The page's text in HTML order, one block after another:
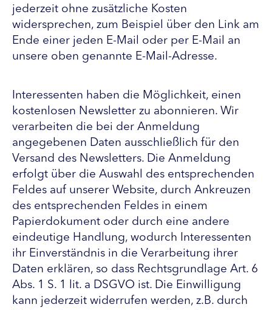
jederzeit ohne zusätzliche Kosten
widersprechen, zum Beispiel über den Link am
Ende einer jeden E-Mail oder per E-Mail an
unsere oben genannte E-Mail-Adresse.
Interessenten haben die Möglichkeit, einen
kostenlosen Newsletter zu abonnieren. Wir
verarbeiten die bei der Anmeldung
angegebenen Daten ausschließlich für den
Versand des Newsletters. Die Anmeldung
erfolgt über die Auswahl des entsprechenden
Feldes auf unserer Website, durch Ankreuzen
des entsprechenden Feldes in einem
Papierdokument oder durch eine andere
eindeutige Handlung, wodurch Interessenten
ihr Einverständnis in die Verarbeitung ihrer
Daten erklären, so dass Rechtsgrundlage Art. 6
Abs. 1 S. 1 lit. a DSGVO ist. Die Einwilligung
kann jederzeit widerrufen werden, z.B. durch